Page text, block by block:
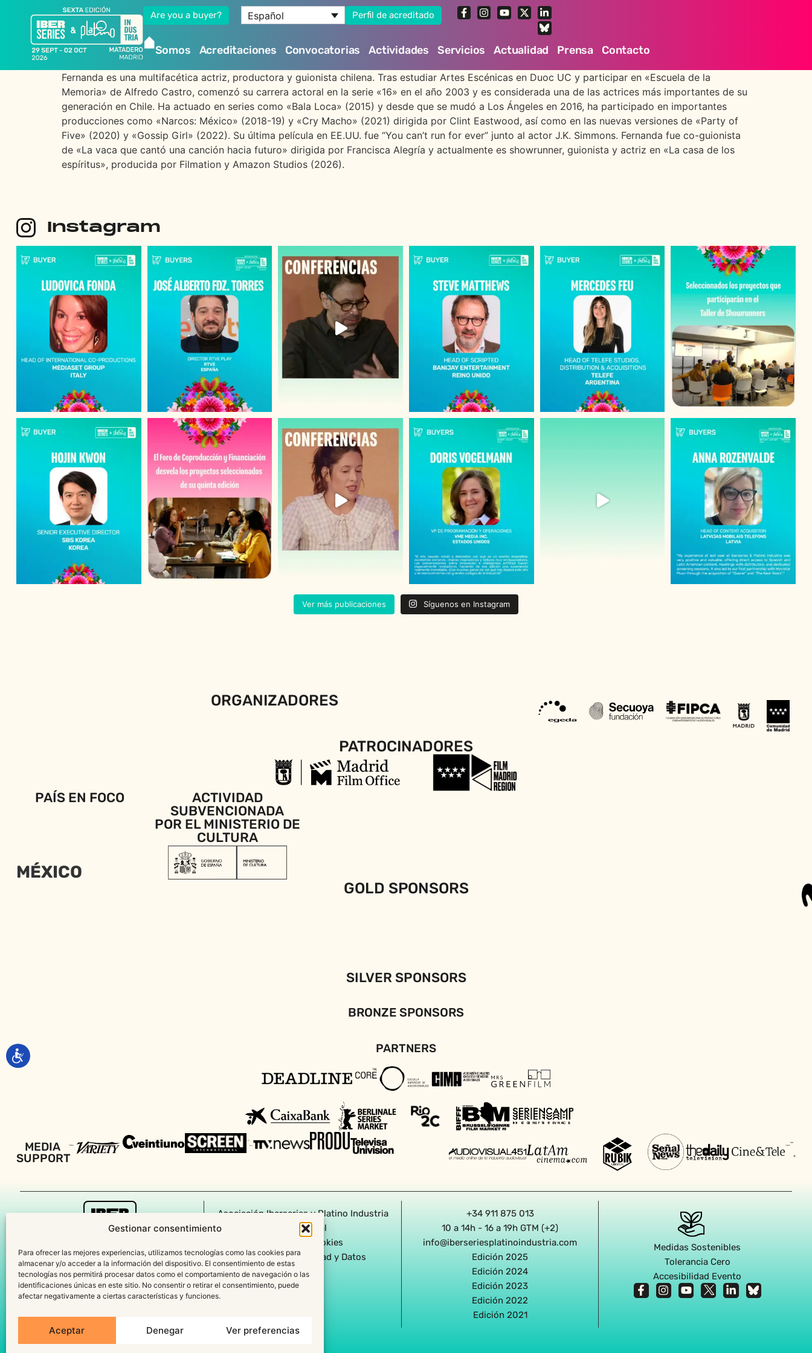
Gestionar consentimiento
Para ofrecer las mejores experiencias, utilizamos tecnologías como las cookies para
almacenar y/o acceder a la información del dispositivo. El consentimiento de estas
tecnologías nos permitirá procesar datos como el comportamiento de navegación o las
identificaciones únicas en este sitio. No consentir o retirar el consentimiento, puede
afectar negativamente a ciertas características y funciones.
Aceptar Denegar Ver preferencias
Are you a buyer? Español Perfil de acreditado
Somos Acreditaciones Convocatorias Actividades Servicios Actualidad Prensa Contacto
Fernanda es una multifacética actriz, productora y guionista chilena. Tras estudiar Artes Escénicas en Duoc UC y participar en «Escuela de la
Memoria» de Alfredo Castro, comenzó su carrera actoral en la serie «16» en el año 2003 y es considerada una de las actrices más importantes de su
generación en Chile. Ha actuado en series como «Bala Loca» (2015) y desde que se mudó a Los Ángeles en 2016, ha participado en importantes
producciones como «Narcos: México» (2018-19) y «Cry Macho» (2021) dirigida por Clint Eastwood, así como en las nuevas versiones de «Party of
Five» (2020) y «Gossip Girl» (2022). Su última película en EE.UU. fue “You can’t run for ever” junto al actor J.K. Simmons. Fernanda fue co-guionista
de «La vaca que cantó una canción hacia futuro» dirigida por Francisca Alegría y actualmente es showrunner, guionista y actriz en «La casa de los
espíritus», producida por Filmation y Amazon Studios (2026).
Instagram
Ver más publicaciones Síguenos en Instagram
ORGANIZADORES
PATROCINADORES
PAÍS EN FOCO
MÉXICO
ACTIVIDAD
SUBVENCIONADA
POR EL MINISTERIO DE
CULTURA
GOLD SPONSORS
SILVER SPONSORS
BRONZE SPONSORS
PARTNERS
MEDIA
SUPPORT
Asociación Iberseries y Platino Industria
Aviso Legal
Política de Cookies
Política de Privacidad y Datos
+34 911 875 013
10 a 14h - 16 a 19h GTM (+2)
info@iberseriesplatinoindustria.com
Edición 2025
Edición 2024
Edición 2023
Edición 2022
Edición 2021
Medidas Sostenibles
Tolerancia Cero
Accesibilidad Evento
Agencia diseño web en Sevilla